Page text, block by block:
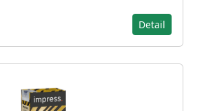
Detail